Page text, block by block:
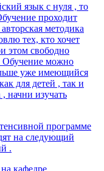
язык с нуля , то
проходит
методика
тех, кто хочет
этом свободно
Обучение можно
уже имеющийся
для детей , так и
начни изучать
программе
на следующий
.
кафедре